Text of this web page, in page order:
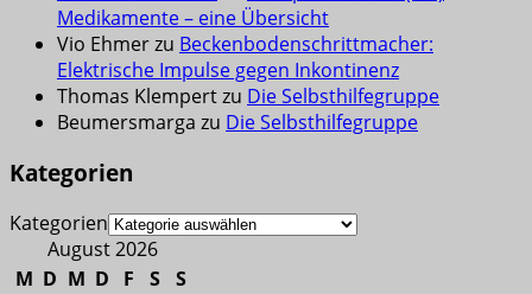
Medikamente – eine Übersicht
Vio Ehmerzu Beckenbodenschrittmacher:
Elektrische Impulse gegen Inkontinenz
Thomas Klempertzu Die Selbsthilfegruppe
Beumersmarga zu Die Selbsthilfegruppe
Kategorien
Kategorien
August 2026
M D M D F S
S